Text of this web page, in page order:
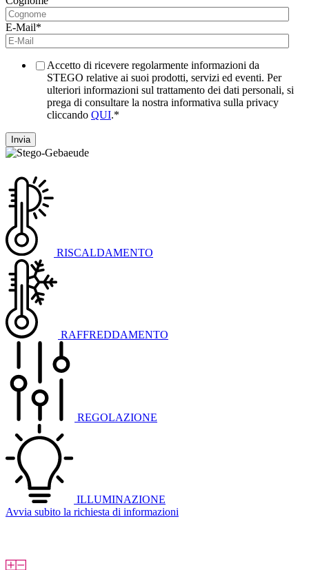
E-Mail*
Accetto di ricevere regolarmente informazioni da
STEGO relative ai suoi prodotti, servizi ed eventi. Per
ulteriori informazioni sul trattamento dei dati personali, si
prega di consultare la nostra informativa sulla privacy
cliccando QUI.*
RISCALDAMENTO
RAFFREDDAMENTO
REGOLAZIONE
ILLUMINAZIONE
Avvia subito la richiesta di informazioni